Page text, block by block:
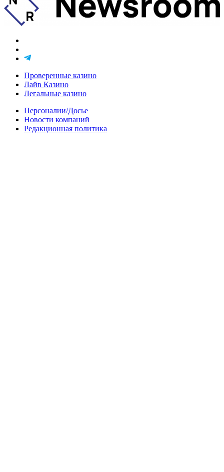
Проверенные казино
Лайв Казино
Легальные казино
Персоналии/Досье
Новости компаний
Редакционная политика